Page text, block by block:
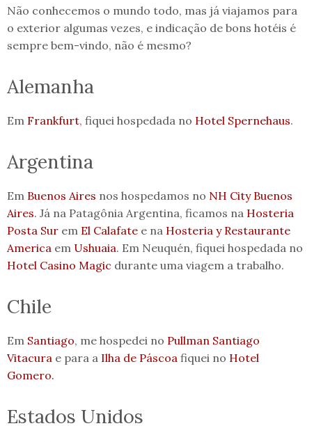
Não conhecemos o mundo todo, mas já viajamos para
o exterior algumas vezes, e indicação de bons hotéis é
sempre bem-vindo, não é mesmo?
Alemanha
Em Frankfurt, fiquei hospedada no Hotel Spernehaus.
Argentina
Em Buenos Aires nos hospedamos no NH City Buenos
Aires. Já na Patagônia Argentina, ficamos na Hosteria
Posta Sur em El Calafate e na Hosteria y Restaurante
America em Ushuaia. Em Neuquén, fiquei hospedada no
Hotel Casino Magic durante uma viagem a trabalho.
Chile
Em Santiago, me hospedei no Pullman Santiago
Vitacura e para a Ilha de Páscoa fiquei no Hotel
Gomero.
Estados Unidos